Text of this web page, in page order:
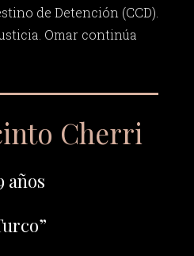
de Detención (CCD).
Omar continúa
Cherri
años